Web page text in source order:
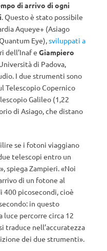
di arrivo di ogni
. Questo è stato possibile
Aqueye+ (Asiago
Eye),sviluppati a
dell’Inaf e Giampiero
di Padova,
I due strumenti sono
Telescopio Copernico
Galileo (1,22
di Asiago, che distano
se i fotoni viaggiano
telescopi entro un
spiega Zampieri. «Noi
di un fotone al
400 picosecondi, cioè
in questo
luce percorre circa 12
traduce nell’accuratezza
dei due strumenti».